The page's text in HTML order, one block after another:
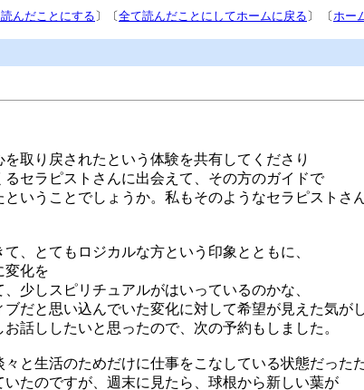
んだことにする 〕〔全て読んだことにしてホームに戻る 〕 〔ホー
取り戻されたという体験を共有してくださり
セラピストさんに出会えて、その方のガイドで
いうことでしょうか。私もそのようなセラピストさ
、とてもロジカルな方という印象とともに、
変化を
少しスピリチュアルがはいっているのかな、
だと思い込んでいた変化に対して希望が見えた気が
話ししたいと思ったので、次の予約もしました。
と生活のためだけに仕事をこなしている状態だったた
たのですが、週末に見たら、球根から新しい葉が